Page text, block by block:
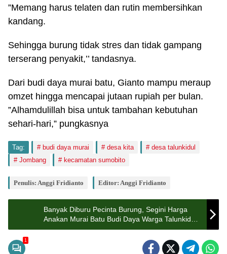
”Memang harus telaten dan rutin membersihkan
kandang.
Sehingga burung tidak stres dan tidak gampang
terserang penyakit,’’ tandasnya.
Dari budi daya murai batu, Gianto mampu meraup
omzet hingga mencapai jutaan rupiah per bulan.
”Alhamdulillah bisa untuk tambahan kebutuhan
sehari-hari,” pungkasnya
Tag: budi daya murai desa kita
desa talunkidul
Jombang
kecamatan sumobito
Penulis: Anggi Fridianto Editor: Anggi Fridianto
Banyak Diburu Pecinta Burung, Segini Harga
Anakan Murai Batu Budi Daya Warga Talunkidul
Jombang
1